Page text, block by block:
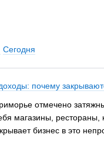
Сегодня
почему
отмечено
магазины,
бизнес в это